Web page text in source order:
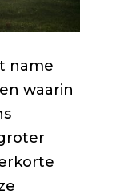
name
waarin